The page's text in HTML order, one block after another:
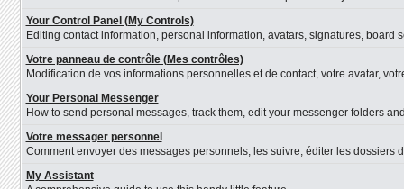
Your Control Panel (My Controls)
Editing contact information, personal information, avatars, signatures, board
Votre panneau de contrôle (Mes contrôles)
Modification de vos informations personnelles et de contact, votre avatar,
Your Personal Messenger
How to send personal messages, track them, edit your messenger folders
Votre messager personnel
Comment envoyer des messages personnels, les suivre, éditer les dossiers
My Assistant